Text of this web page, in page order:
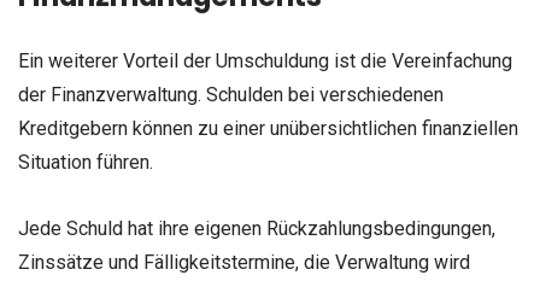
Ein weiterer Vorteil der Umschuldung ist die Vereinfachung
der Finanzverwaltung. Schulden bei verschiedenen
Kreditgebern können zu einer unübersichtlichen finanziellen
Situation führen.
Jede Schuld hat ihre eigenen Rückzahlungsbedingungen,
Zinssätze und Fälligkeitstermine, die Verwaltung wird